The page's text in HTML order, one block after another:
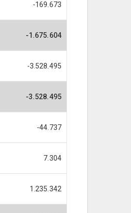
-169.673
-1.675.604
-3.528.495
-3.528.495
-44.737
7.304
1.235.342